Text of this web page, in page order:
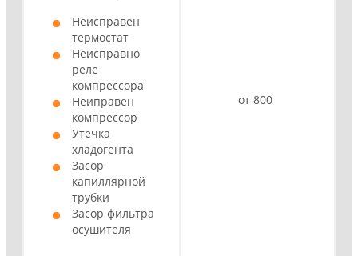
Неисправен
термостат
Неисправно
реле
компрессора
Неиправен
компрессор
Утечка
хладогента
Засор
капиллярной
трубки
Засор фильтра
осушителя
от 800